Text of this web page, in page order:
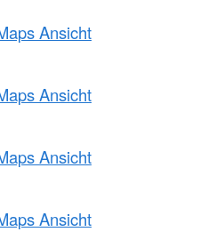
Ansicht
Ansicht
Ansicht
Ansicht